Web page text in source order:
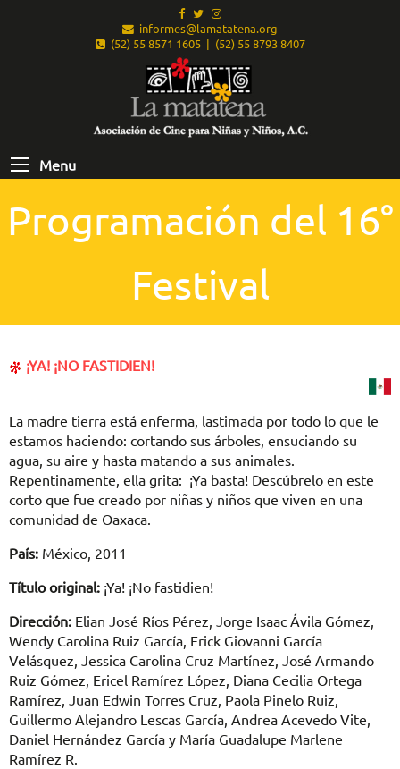
informes@lamatatena.org
(52) 55 8571 1605 | (52) 55 8793 8407
Menu
Programación del 16°
Festival
¡YA! ¡NO FASTIDIEN!
La madre tierra está enferma, lastimada por todo lo que le
estamos haciendo: cortando sus árboles, ensuciando su
agua, su aire y hasta matando a sus animales.
Repentinamente, ella grita: ¡Ya basta! Descúbrelo en este
corto que fue creado por niñas y niños que viven en una
comunidad de Oaxaca.
País: México, 2011
Título original: ¡Ya! ¡No fastidien!
Dirección: Elian José Ríos Pérez, Jorge Isaac Ávila Gómez,
Wendy Carolina Ruiz García, Erick Giovanni García
Velásquez, Jessica Carolina Cruz Martínez, José Armando
Ruiz Gómez, Ericel Ramírez López, Diana Cecilia Ortega
Ramírez, Juan Edwin Torres Cruz, Paola Pinelo Ruiz,
Guillermo Alejandro Lescas García, Andrea Acevedo Vite,
Daniel Hernández García y María Guadalupe Marlene
Ramírez R.